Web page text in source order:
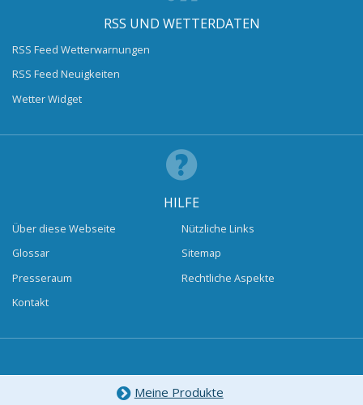
RSS UND WETTERDATEN
RSS Feed Wetterwarnungen
RSS Feed Neuigkeiten
Wetter Widget
HILFE
Über diese Webseite
Glossar
Presseraum
Kontakt
Nützliche Links
Sitemap
Rechtliche Aspekte
Meine Produkte